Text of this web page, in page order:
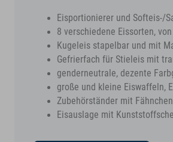
Eisportionierer und Softeis-/
8 verschiedene Eissorten,
Kugeleis stapelbar und mit
Gefrierfach für Stieleis mit
genderneutrale, dezente
große und kleine Eiswaffeln,
Zubehörständer mit
Eisauslage mit